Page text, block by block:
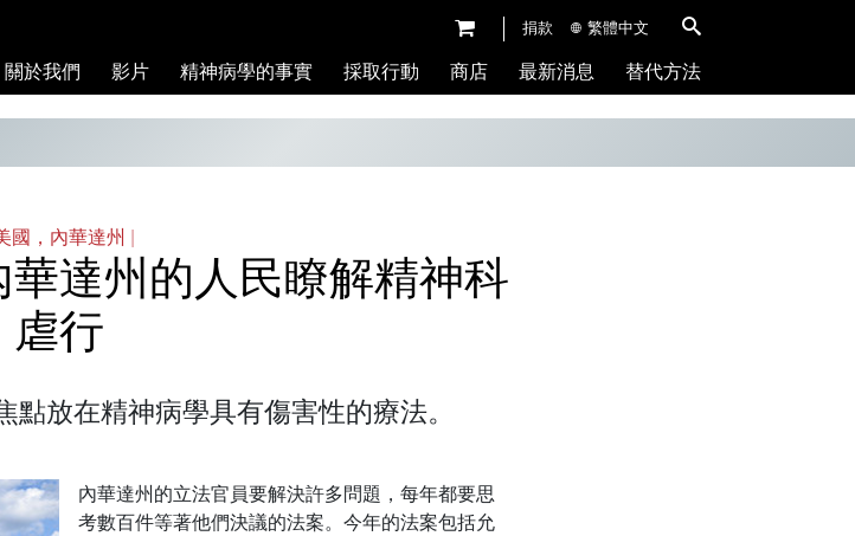
捐款 繁體中文
關於我們 影片 精神病學的事實 採取行動 商店 最新消息 替代方法
國，內華達州
達州的人民瞭解精神科
虐行
點放在精神病學具有傷害性的療法。
內華達州的立法官員要解決許多問題，每年都要思
考數百件等著他們決議的法案。今年的法案包括允